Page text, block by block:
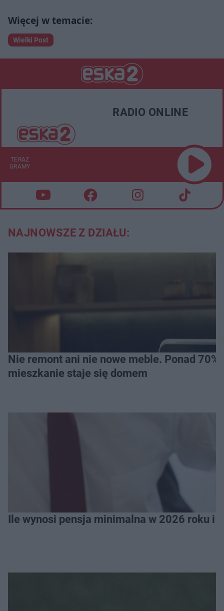
Wielki Post
RADIO ONLINE
TERAZ
GRAMY
NAJNOWSZE Z DZIAŁU:
Nie remont ani nie nowe meble. Ponad
mieszkanie staje się domem
Ile wynosi pensja minimalna w 2026 roku i